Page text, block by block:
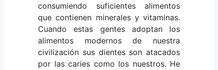
consumiendo suficientes alimentos
que contienen minerales y vitaminas.
Cuando estas gentes adoptan los
alimentos modernos de nuestra
civilización sus dientes son atacados
por las caries como los nuestros. He